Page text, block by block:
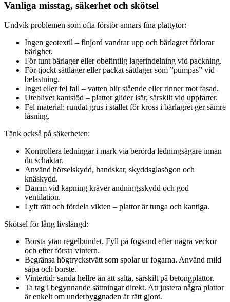
Vanliga misstag, säkerhet och skötsel
Undvik problemen som ofta förstör annars fina plattytor:
Ingen geotextil – finjord vandrar upp och bärlagret förlorar
bärighet.
För tunt bärlager eller obefintlig lagerindelning vid packning.
För tjockt sättlager eller packat sättlager som ”pumpas” vid
belastning.
Inget eller fel fall – vatten blir stående eller rinner mot fasad.
Uteblivet kantstöd – plattor glider isär, särskilt vid uppfarter.
Fel material: rundat grus i stället för kross i bärlagret ger sämre
låsning.
Tänk också på säkerheten:
Kontrollera ledningar i mark via berörda ledningsägare innan
du schaktar.
Använd hörselskydd, handskar, skyddsglasögon och
knäskydd.
Damm vid kapning kräver andningsskydd och god
ventilation.
Lyft rätt och fördela vikten – plattor är tunga och kantiga.
Skötsel för lång livslängd:
Borsta ytan regelbundet. Fyll på fogsand efter några veckor
och efter första vintern.
Begränsa högtryckstvätt som spolar ur fogarna. Använd mild
såpa och borste.
Vintertid: sanda hellre än att salta, särskilt på betongplattor.
Ta tag i begynnande sättningar direkt. Att justera några plattor
är enkelt om underbyggnaden är rätt gjord.